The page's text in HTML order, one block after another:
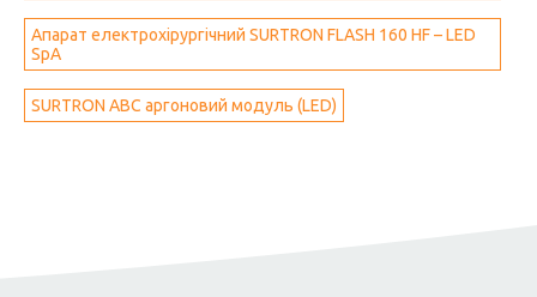
Апарат електрохірургічний SURTRON FLASH 160 HF – LED
SpA
SURTRON ABC аргоновий модуль (LED)